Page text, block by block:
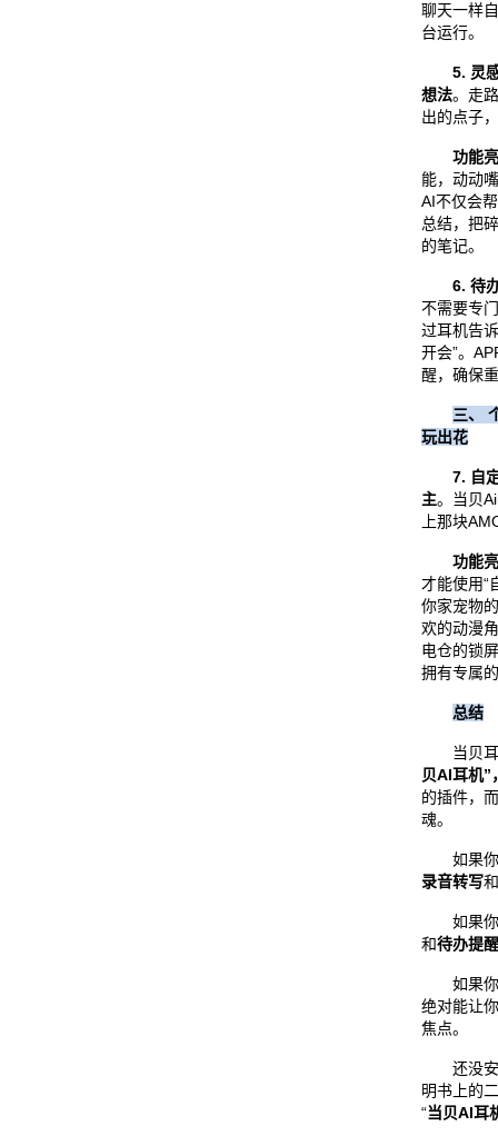
聊天一样
台运行。
5. 灵
想法。走
出的点子
功能
能，动动
AI不仅会
总结，把
的笔记。
6. 待
不需要专
过耳机告
开会”。
醒，确保
三、
玩出花
7. 自
主。当贝
上那块
功能
才能使用“
你家宠物
欢的动漫
电仓的锁
拥有专属
总结
当贝耳
贝AI耳机”
的插件，
魂。
如果你
录音转写和
如果你
和待办提醒
如果你
绝对能让
焦点。
还没安
明书上的
“当贝AI耳